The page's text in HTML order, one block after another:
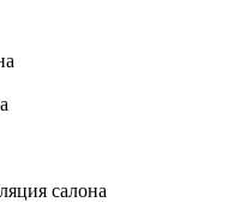
салона